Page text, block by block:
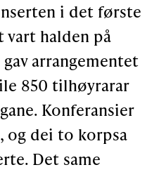
i det første
halden på
arrangementet
850 tilhøyrarar
Konferansier
og dei to korpsa
Det same